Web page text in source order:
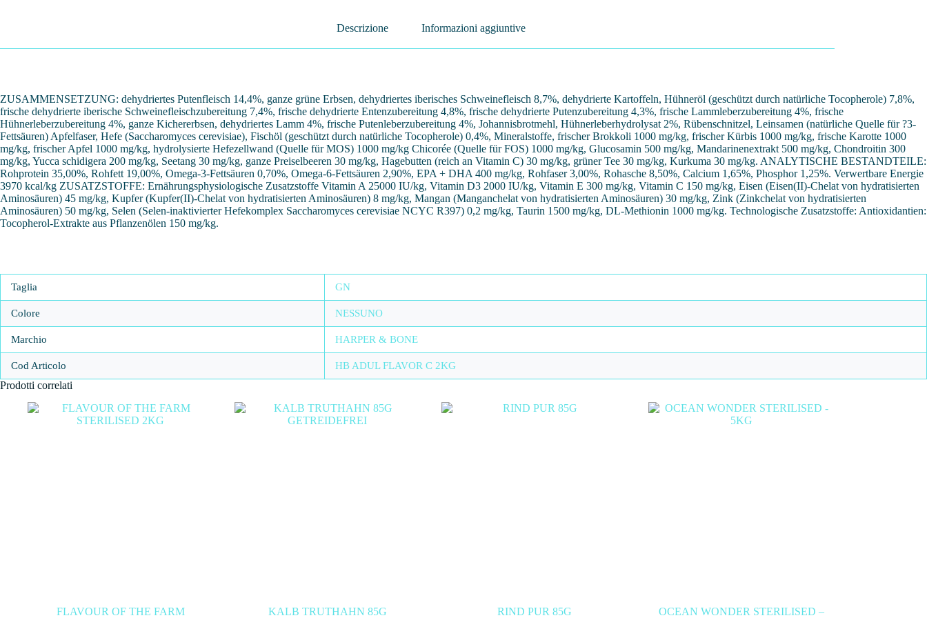
Descrizione Informazioni aggiuntive
ZUSAMMENSETZUNG: dehydriertes Putenfleisch 14,4%, ganze grüne Erbsen, dehydriertes iberisches Schweinefleisch 8,7%, dehydrierte Kartoffeln, Hühneröl (geschützt durch natürliche Tocopherole) 7,8%,
frische dehydrierte iberische Schweinefleischzubereitung 7,4%, frische dehydrierte Entenzubereitung 4,8%, frische dehydrierte Putenzubereitung 4,3%, frische Lammleberzubereitung 4%, frische
Hühnerleberzubereitung 4%, ganze Kichererbsen, dehydriertes Lamm 4%, frische Putenleberzubereitung 4%, Johannisbrotmehl, Hühnerleberhydrolysat 2%, Rübenschnitzel, Leinsamen (natürliche Quelle für ?3-
Fettsäuren) Apfelfaser, Hefe (Saccharomyces cerevisiae), Fischöl (geschützt durch natürliche Tocopherole) 0,4%, Mineralstoffe, frischer Brokkoli 1000 mg/kg, frischer Kürbis 1000 mg/kg, frische Karotte 1000
mg/kg, frischer Apfel 1000 mg/kg, hydrolysierte Hefezellwand (Quelle für MOS) 1000 mg/kg Chicorée (Quelle für FOS) 1000 mg/kg, Glucosamin 500 mg/kg, Mandarinenextrakt 500 mg/kg, Chondroitin 300
mg/kg, Yucca schidigera 200 mg/kg, Seetang 30 mg/kg, ganze Preiselbeeren 30 mg/kg, Hagebutten (reich an Vitamin C) 30 mg/kg, grüner Tee 30 mg/kg, Kurkuma 30 mg/kg. ANALYTISCHE BESTANDTEILE:
Rohprotein 35,00%, Rohfett 19,00%, Omega-3-Fettsäuren 0,70%, Omega-6-Fettsäuren 2,90%, EPA + DHA 400 mg/kg, Rohfaser 3,00%, Rohasche 8,50%, Calcium 1,65%, Phosphor 1,25%. Verwertbare Energie
3970 kcal/kg ZUSATZSTOFFE: Ernährungsphysiologische Zusatzstoffe Vitamin A 25000 IU/kg, Vitamin D3 2000 IU/kg, Vitamin E 300 mg/kg, Vitamin C 150 mg/kg, Eisen (Eisen(II)-Chelat von hydratisierten
Aminosäuren) 45 mg/kg, Kupfer (Kupfer(II)-Chelat von hydratisierten Aminosäuren) 8 mg/kg, Mangan (Manganchelat von hydratisierten Aminosäuren) 30 mg/kg, Zink (Zinkchelat von hydratisierten
Aminosäuren) 50 mg/kg, Selen (Selen-inaktivierter Hefekomplex Saccharomyces cerevisiae NCYC R397) 0,2 mg/kg, Taurin 1500 mg/kg, DL-Methionin 1000 mg/kg. Technologische Zusatzstoffe: Antioxidantien:
Tocopherol-Extrakte aus Pflanzenölen 150 mg/kg.
Taglia GN
Colore NESSUNO
Marchio HARPER & BONE
Cod Articolo HB ADUL FLAVOR C 2KG
Prodotti correlati
FLAVOUR OF THE FARM KALB TRUTHAHN 85G RIND PUR 85G OCEAN WONDER STERILISED –